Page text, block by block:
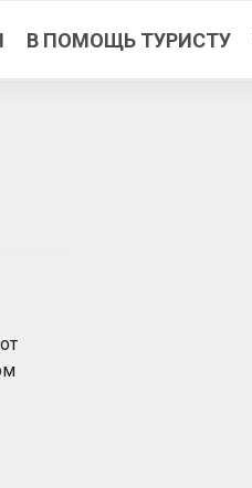
В ПОМОЩЬ ТУРИСТУ